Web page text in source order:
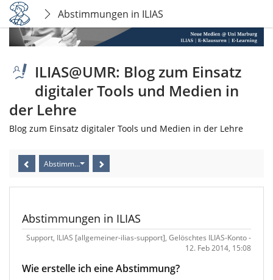
Abstimmungen in ILIAS
ILIAS@UMR: Blog zum Einsatz
digitaler Tools und Medien in
der Lehre
Blog zum Einsatz digitaler Tools und Medien in der Lehre
Abstimmungen in ILIAS
Abstimmungen in ILIAS
Support, ILIAS [allgemeiner-ilias-support], Gelöschtes ILIAS-Konto -
12. Feb 2014, 15:08
Wie erstelle ich eine Abstimmung?